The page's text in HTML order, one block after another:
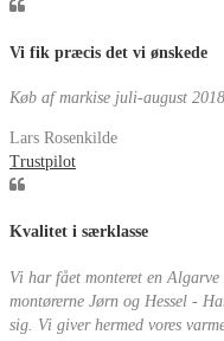
Vi fik præcis det vi ønskede
Køb af markise juli-august
Lars Rosenkilde
Trustpilot
Kvalitet i særklasse
Vi har fået monteret en
montørerne Jørn og Hessel -
sig. Vi giver hermed vores